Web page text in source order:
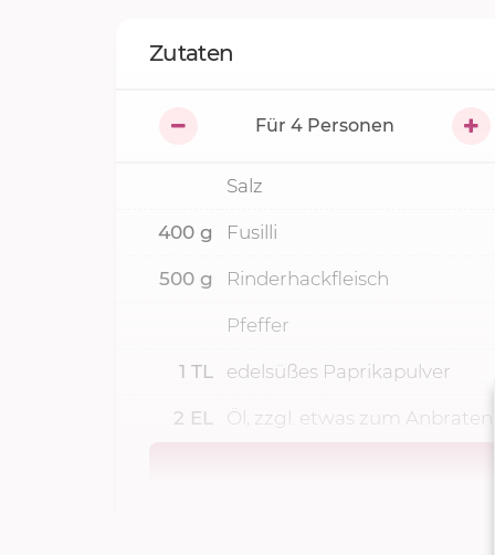
Zutaten
Für 4 Personen
Salz
400 g Fusilli
500 g Rinderhackfleisch
Pfeffer
1 TL edelsüßes Paprikapulver
2 EL Öl, zzgl. etwas zum Anbraten